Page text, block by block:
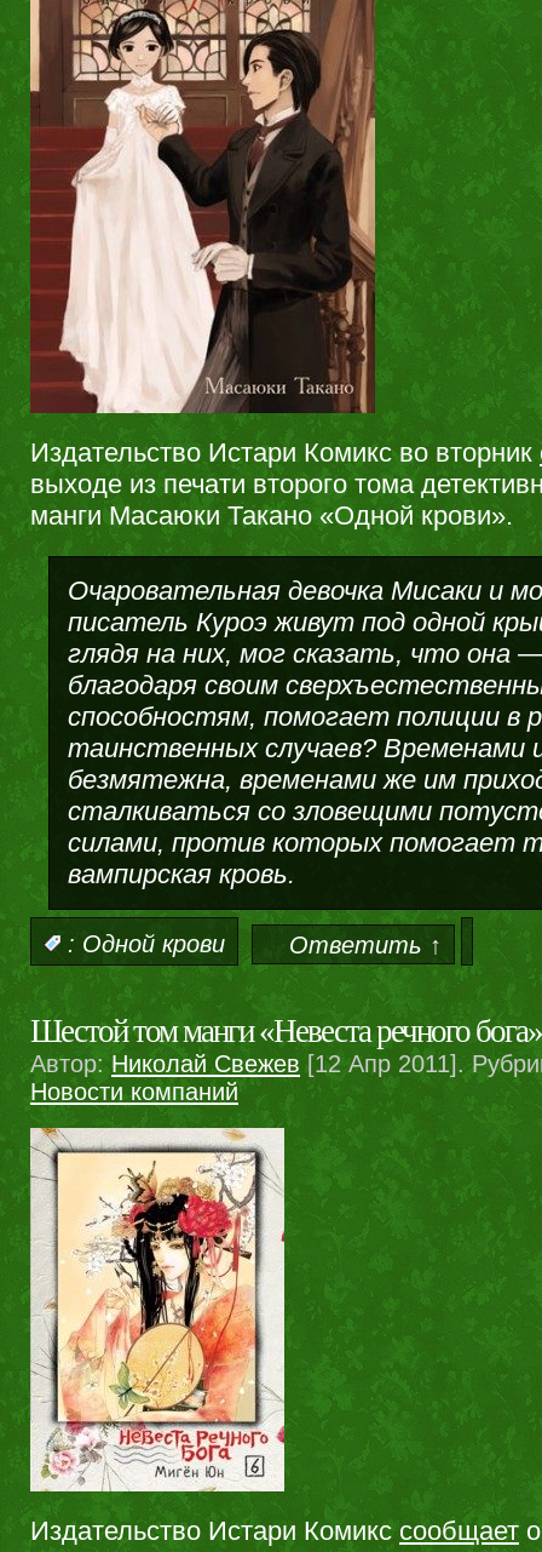
Издательство Истари Комикс во вторник
выходе из печати второго тома
манги Масаюки Такано «Одной крови».
Очаровательная девочка Мисаки и
писатель Куроэ живут под одной
глядя на них, мог сказать, что она
благодаря своим
способностям, помогает полиции в
таинственных случаев? Временами
безмятежна, временами же им
сталкиваться со зловещими
силами, против которых помогает
вампирская кровь.
: Одной крови Ответить ↑
Шестой том манги «Невеста речного
Автор:Николай Свежев [12 Апр 2011].
Новости компаний
Издательство Истари Комикссообщаето